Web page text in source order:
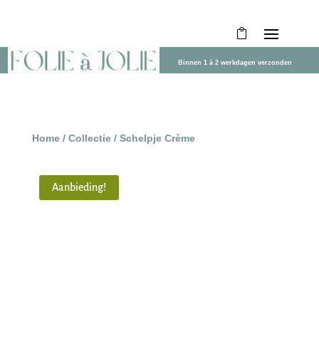
Binnen 1 à 2 werkdagen verzonden
Home/ Collectie/ Schelpje Crème
Aanbieding!